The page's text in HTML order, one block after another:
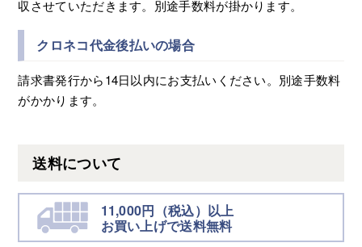
収させていただきます。別途手数料が掛かります。
クロネコ代金後払いの場合
請求書発行から14日以内にお支払いください。別途手数料
がかかります。
送料について
11,000円（税込）以上
お買い上げで送料無料